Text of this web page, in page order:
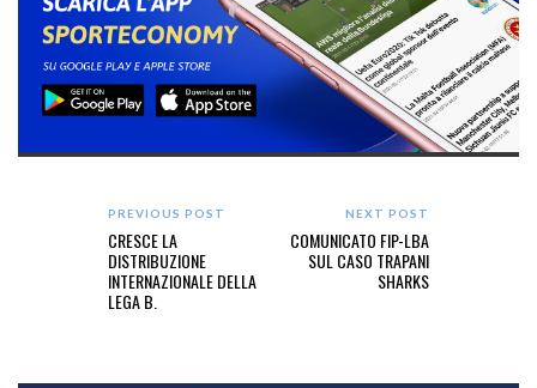
PREVIOUS POST
CRESCE LA
DISTRIBUZIONE
INTERNAZIONALE DELLA
LEGA B.
NEXT POST
COMUNICATO FIP-LBA
SUL CASO TRAPANI
SHARKS